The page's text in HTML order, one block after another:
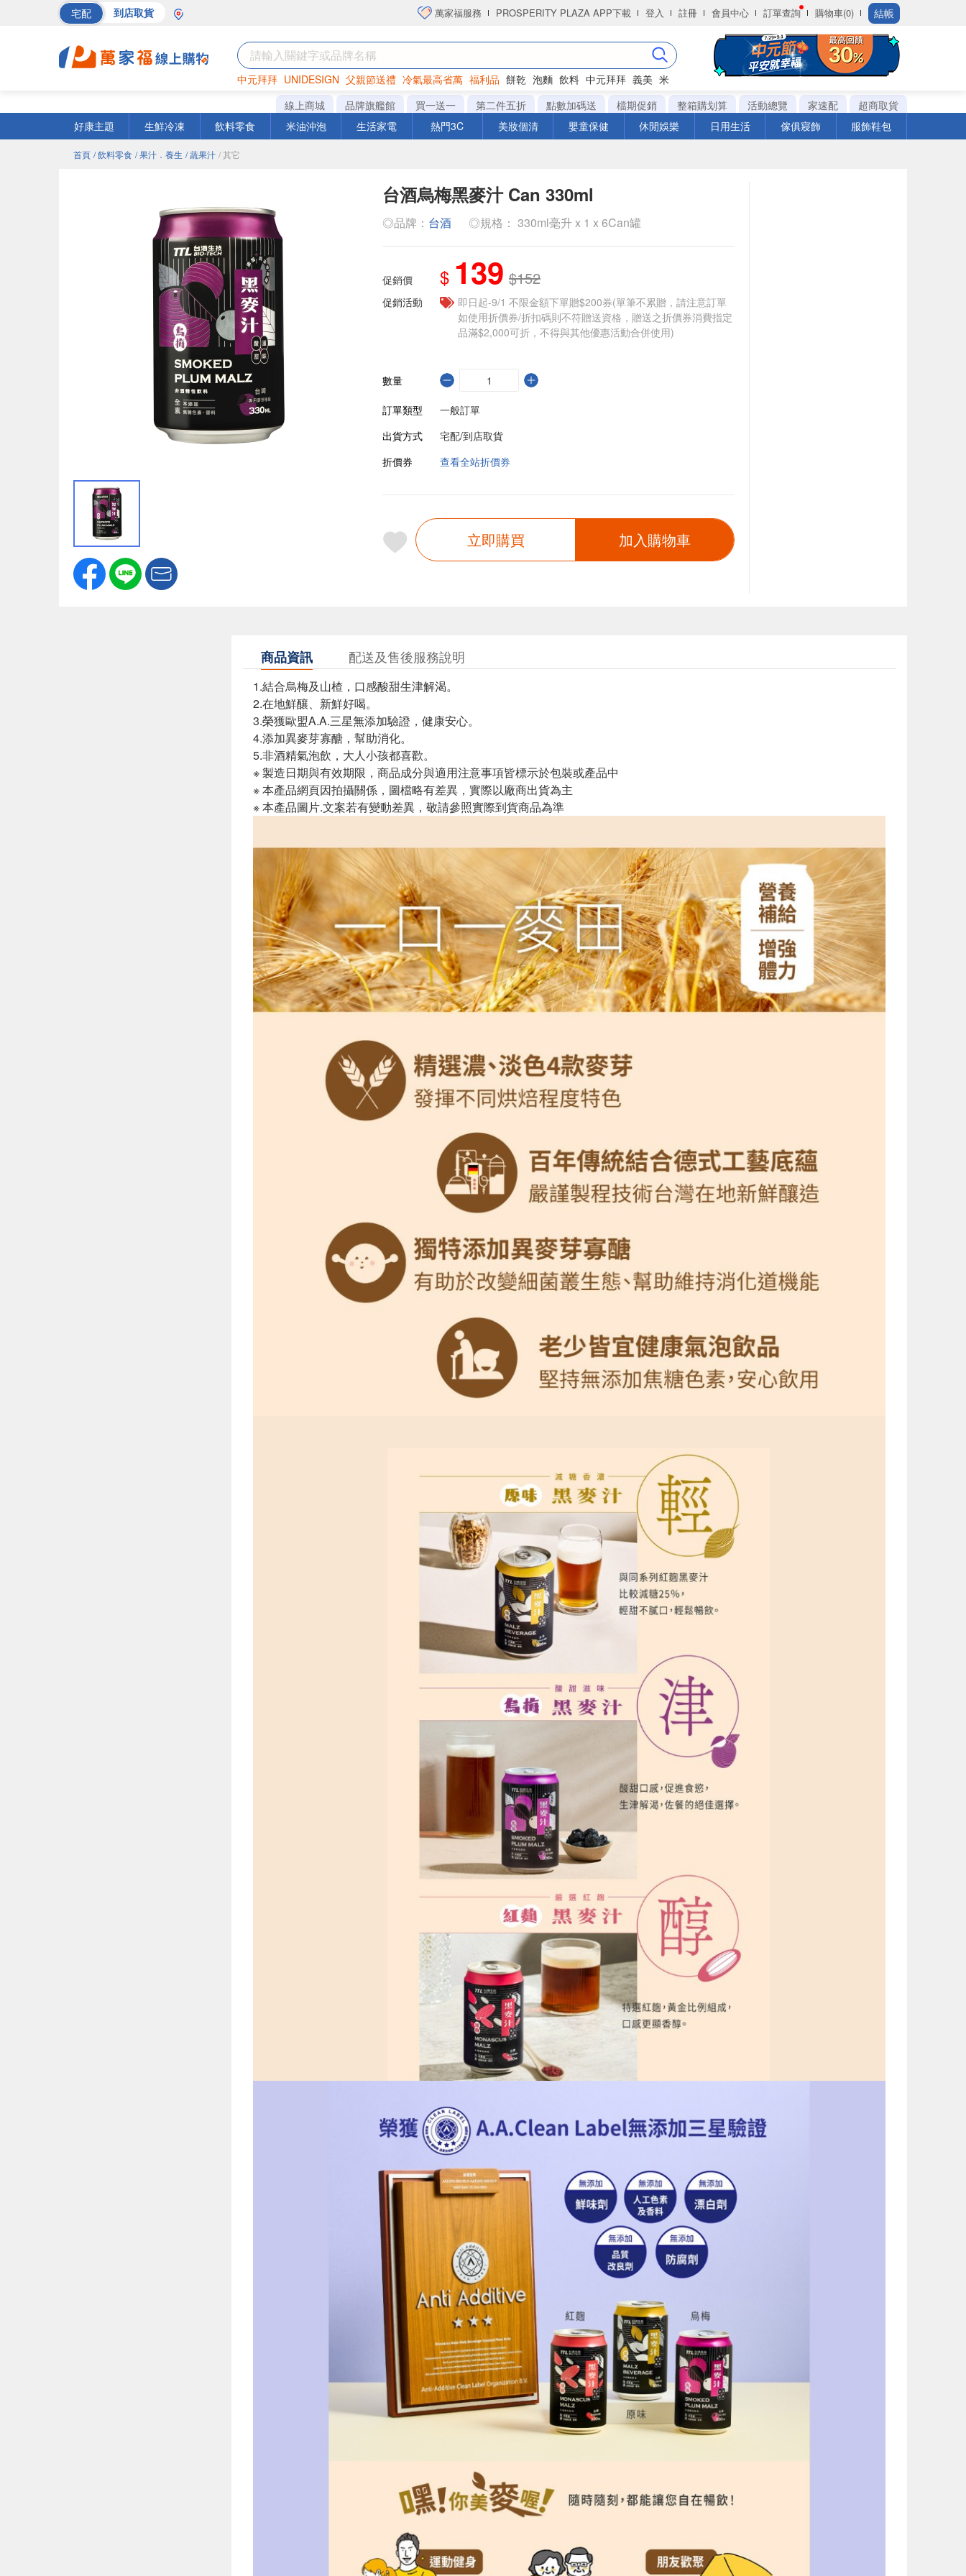
宅配 到店取貨 萬家福服務 PROSPERITY PLAZA APP下載 登入 註冊 會員中心 訂單查詢 購物車(0) 結帳
中元拜拜 UNIDESIGN 父親節送禮 冷氣最高省萬 福利品 餅乾 泡麵 飲料 中元拜拜 義美 米
罐頭 海苔 洋芋片
線上商城 品牌旗艦館 買一送一 第二件五折 點數加碼送 檔期促銷 整箱購划算 活動總覽 家速配
超商取貨
好康主題
生鮮冷凍 飲料零食 米油沖泡 生活家電 熱門3C 美妝個清 嬰童保健 休閒娛樂 日用生活 傢俱寢飾 服飾鞋包
首頁 / 飲料零食 / 果汁．養生 / 蔬果汁 / 其它
台酒烏梅黑麥汁 Can 330ml
◎品牌： 台酒 ◎規格： 330ml毫升 x 1 x 6Can罐
促銷價 $ 139 $152
促銷活動
即日起-9/1 不限金額下單贈$200券(單筆不累贈，請注意訂單
如使用折價券/折扣碼則不符贈送資格，贈送之折價券消費指定
品滿$2,000可折，不得與其他優惠活動合併使用)
數量
訂單類型
一般訂單
出貨方式
宅配/到店取貨
折價券
查看全站折價券
立即購買 加入購物車
商品資訊 配送及售後服務說明
1.結合烏梅及山楂，口感酸甜生津解渴。
2.在地鮮釀、新鮮好喝。
3.榮獲歐盟A.A.三星無添加驗證，健康安心。
4.添加異麥芽寡醣，幫助消化。
5.非酒精氣泡飲，大人小孩都喜歡。
※ 製造日期與有效期限，商品成分與適用注意事項皆標示於包裝或產品中
※ 本產品網頁因拍攝關係，圖檔略有差異，實際以廠商出貨為主
※ 本產品圖片.文案若有變動差異，敬請參照實際到貨商品為準